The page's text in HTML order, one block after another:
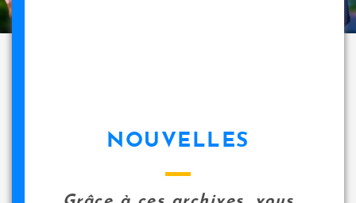
NOUVELLES